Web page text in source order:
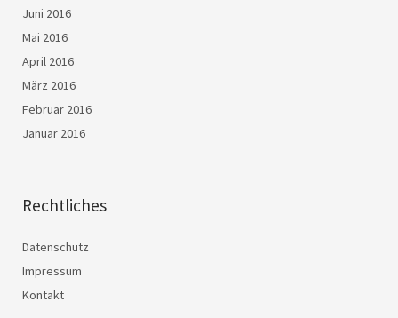
Juni 2016
Mai 2016
April 2016
März 2016
Februar 2016
Januar 2016
Rechtliches
Datenschutz
Impressum
Kontakt